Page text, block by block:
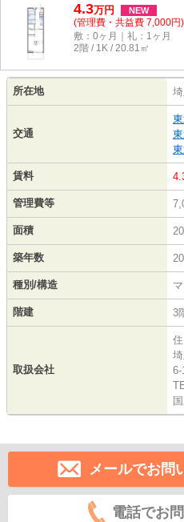
4.3万円 NEW
(管理費・共益費 7,000円)
敷：0ヶ月｜礼：1ヶ月
2階 / 1K / 20.81㎡
所在地
交通
賃料
管理費等
面積
築年数
種別/構造
階建 3
取扱会社
6-
メールでお問
電話でお